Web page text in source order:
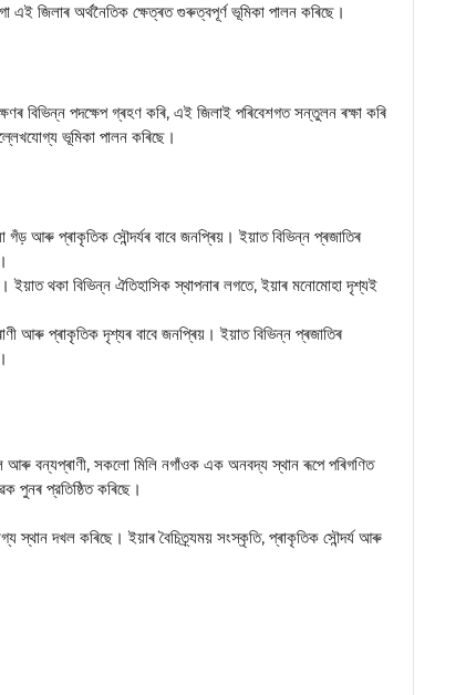
এই জিলাৰ অৰ্থনৈতিক ক্ষেত্ৰত গুৰুত্বপূর্ণ ভূমিকা পালন কৰিছে।
বিভিন্ন পদক্ষেপ গ্ৰহণ কৰি, এই জিলাই পৰিবেশগত সন্তুলন ৰক্ষা কৰি
ভূমিকা পালন কৰিছে।
গঁড় আৰু প্ৰাকৃতিক সৌন্দৰ্যৰ বাবে জনপ্ৰিয়। ইয়াত বিভিন্ন প্ৰজাতিৰ
ইয়াত থকা বিভিন্ন ঐতিহাসিক স্থাপনাৰ লগতে, ইয়াৰ মনোমোহা দৃশ্যই
আৰু প্ৰাকৃতিক দৃশ্যৰ বাবে জনপ্ৰিয়। ইয়াত বিভিন্ন প্ৰজাতিৰ
আৰু বন্যপ্ৰাণী, সকলো মিলি নগাঁওক এক অনবদ্য স্থান ৰূপে পৰিগণিত
পুনৰ প্রতিষ্ঠিত কৰিছে।
দখল কৰিছে। ইয়াৰ বৈচিত্ৰ্যময় সংস্কৃতি, প্ৰাকৃতিক সৌন্দৰ্য আৰু